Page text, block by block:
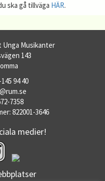
ska gå tillväga HÄR.
Unga Musikanter
143
94 40
7358
822001-3646
medier!